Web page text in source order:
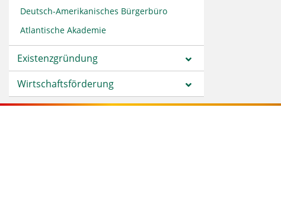
Deutsch-Amerikanisches Bürgerbüro
Atlantische Akademie
Existenzgründung
Wirtschaftsförderung